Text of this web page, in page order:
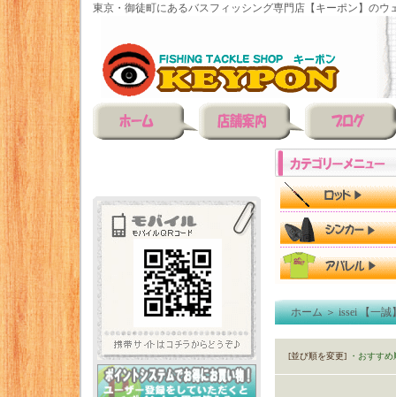
東京・御徒町にあるバスフィッシング専門店【キーポン】のウ
ホーム＞issei 【一誠
[並び順を変更] ・おすすめ